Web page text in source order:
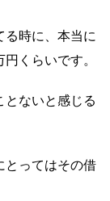
る時に、本当に
くらいです。
ないと感じる
とってはその借